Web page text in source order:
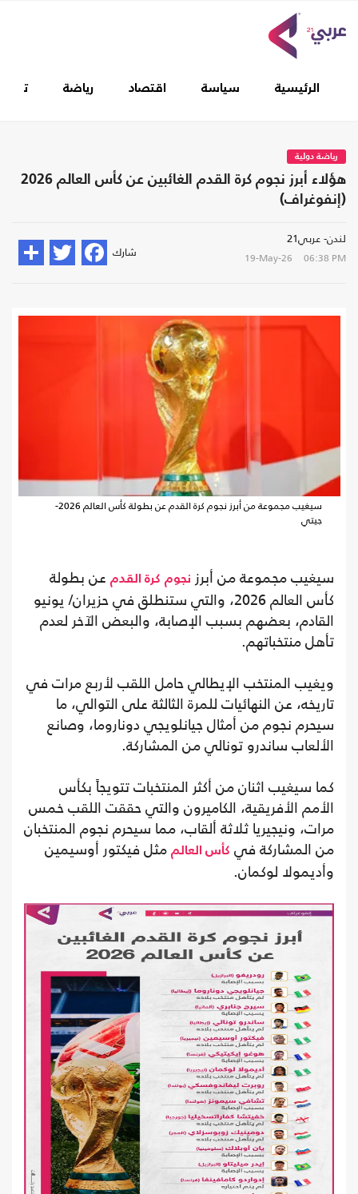
الرئيسية سياسة اقتصاد رياضة
رياضة دولية
هؤلاء أبرز نجوم كرة القدم الغائبين عن كأس العالم 2026
(إنفوغراف)
لندن- عربي21
19-May-26 06:38 PM شارك
سيغيب مجموعة من أبرز نجوم كرة القدم عن بطولة كأس العالم 2026-
جيتي
سيغيب مجموعة من أبرز نجوم كرة القدم عن بطولة
كأس العالم 2026، والتي ستنطلق في حزيران/ يونيو
القادم، بعضهم بسبب الإصابة، والبعض الآخر لعدم
تأهل منتخباتهم.
ويغيب المنتخب الإيطالي حامل اللقب لأربع مرات في
تاريخه، عن النهائيات للمرة الثالثة على التوالي، ما
سيحرم نجوم من أمثال جيانلويجي دوناروما، وصانع
الألعاب ساندرو تونالي من المشاركة.
كما سيغيب اثنان من أكثر المنتخبات تتويجاً بكأس
الأمم الأفريقية، الكاميرون والتي حققت اللقب خمس
مرات، ونيجيريا ثلاثة ألقاب، مما سيحرم نجوم المنتخبان
من المشاركة في كأس العالم مثل فيكتور أوسيمين
وأديمولا لوكمان.